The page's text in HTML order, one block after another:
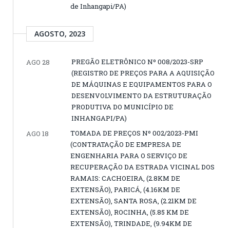
de Inhangapi/PA)
AGOSTO, 2023
AGO 28
PREGÃO ELETRÔNICO Nº 008/2023-SRP
(REGISTRO DE PREÇOS PARA A AQUISIÇÃO
DE MÁQUINAS E EQUIPAMENTOS PARA O
DESENVOLVIMENTO DA ESTRUTURAÇÃO
PRODUTIVA DO MUNICÍPIO DE
INHANGAPI/PA)
AGO 18
TOMADA DE PREÇOS Nº 002/2023-PMI
(CONTRATAÇÃO DE EMPRESA DE
ENGENHARIA PARA O SERVIÇO DE
RECUPERAÇÃO DA ESTRADA VICINAL DOS
RAMAIS: CACHOEIRA, (2.8KM DE
EXTENSÃO), PARICÁ, (4.16KM DE
EXTENSÃO), SANTA ROSA, (2.21KM DE
EXTENSÃO), ROCINHA, (5.85 KM DE
EXTENSÃO), TRINDADE, (9.94KM DE